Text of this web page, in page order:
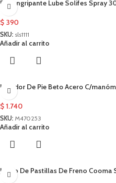
Desengripante Lube Solifes Spray
$ 390
SKU: sls1111
Añadir al carrito
Inflador De Pie Beto Acero C/
$ 1.740
SKU: M470253
Añadir al carrito
Juego De Pastillas De Freno